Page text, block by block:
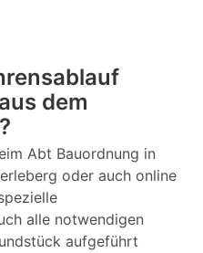
dem
Abt Bauordnung in
oder auch online
alle notwendigen
aufgeführt